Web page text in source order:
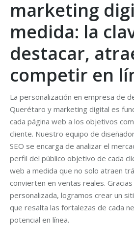
marketing
medida: la
destacar,
competir en
La personalización en empresa de
Querétaro y marketing digital es
cada página web a los objetivos
cliente. Nuestro equipo de
SEO se encarga de analizar el
perfil del público objetivo de cada
web a medida que no solo atraen
convierten en ventas reales.
personalizada, logramos crear un
que resalta las fortalezas de cada
potencial en línea.